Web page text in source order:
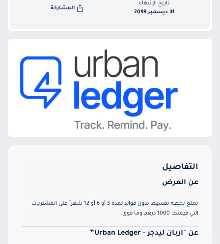
تاريخ الإنتهاء
31 ديسمبر 2099
المشاركة
التفاصيل
عن العرض
تمتّع بخطة تقسيط بدون فوائد لمدة 3 أو 6 أو 12 شهراً على المشتريات
التي قيمتها 1000 درهم وما فوق.
عن "اربان ليدجر - Urban Ledger”